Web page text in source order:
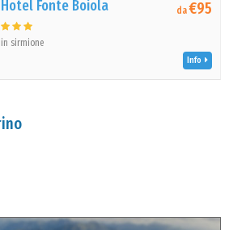
Hotel Fonte Boiola
in sirmione
da€95
Info